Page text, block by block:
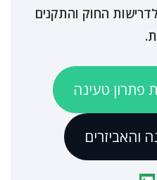
החוק והתקנים
פתרון טעינה
והאביזרים